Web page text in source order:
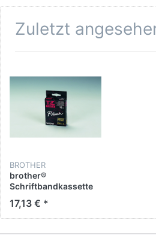
Zuletzt
BROTHER
brother®
Schriftbandkassette
laminiert, 12 mm x 8
m, gold auf schwarz
17,13 € *